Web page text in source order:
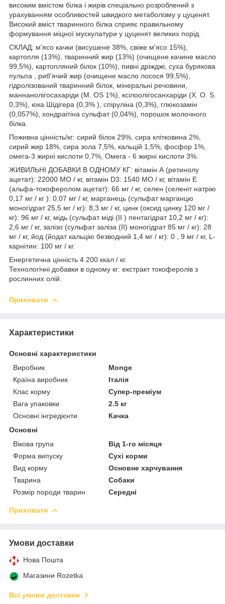
високим вмістом білка і жирів спеціально розроблений з
урахуванням особливостей швидкого метаболізму у цуценят.
Високий вміст тваринного білка сприяє правильному
формування міцної мускулатури у цуценят великих порід.
СКЛАД: м'ясо качки (висушене 38%, свіже м'ясо 15%),
картопля (13%), тваринний жир (13%) (очищене качине масло
99,5%), картопляний білок (10%), пивні дріжджі, суха бурякова
пульпа , риб'ячий жир (очищене масло лосося 99,5%),
гідролізований тваринний білок, мінеральні речовини,
маннанолігосахаріди (М. OS 1%), ксілоолігосанхаріди (Х. О. S.
0,3%), юка Шідігера (0,3% ), спіруліна (0,3%), глюкозамін
(0,057%), хондраітіна сульфат (0,04%), порошок молочного
білка.
Поживна цінність/кг: сирий білок 29%, сира клітковина 2%,
сирий жир 18%, сира зола 7,5%, кальцій 1,5%, фосфор 1%,
омега-3 жирні кислоти 0,7%, Омега - 6 жирні кислоти 3%.
ЖИВИЛЬНІ ДОБАВКИ В ОДНОМУ КГ: вітамін А (ретинолу
ацетат): 22000 МО / кг, вітамін D3: 1540 МО / кг, вітамін Е
(альфа-токоферолом ацетат): 66 мг / кг, селен (селеніт натрію
0,17 мг / кг ): 0,07 мг / кг, марганець (сульфат марганцю
моногідрат 25,5 мг / кг): 8,3 мг / кг, цинк (оксид цинку 120 мг /
кг): 96 мг / кг, мідь (сульфат міді (II ) пентагідрат 10,2 мг / кг):
2,6 мг / кг, залізо (сульфат заліза (II) моногідрат 85 мг / кг): 28
мг / кг, йод (йодат кальцію безводний 1,4 мг / кг): 0 , 9 мг / кг, L-
карнітин: 100 мг / кг.
Енергетична цінність 4 200 ккал / кг.
Технологічні добавки в одному кг: екстракт токоферолів з
рослинних олій.
Приховати
Характеристики
Основні характеристики
Виробник
Monge
Країна виробник
Італія
Клас корму
Супер-преміум
Вага упаковки
2.5 кг
Основні інгредієнти
Качка
Основні
Вікова група
Від 1-го місяця
Форма випуску
Сухі корми
Вид корму
Основне харчування
Тварина
Собаки
Розмір породи тварин
Середні
Приховати
Умови доставки
Нова Пошта
Магазини Rozetka
Всі умови доставки